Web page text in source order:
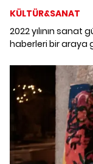
KÜLTÜR&SANAT
2022 yılının sanat
haberleri bir araya getirdik. Öne çıkan başlıklarla yılın sanat